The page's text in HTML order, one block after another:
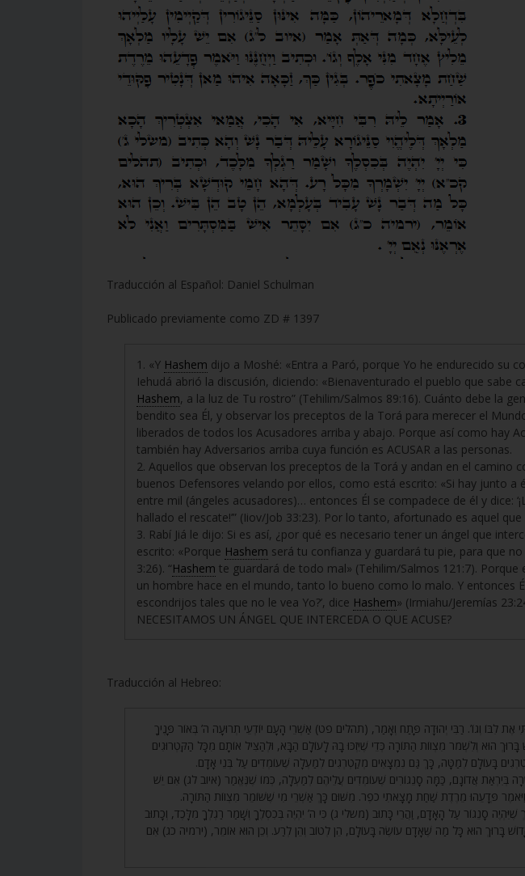
Traducción al Español: Daniel Schulman
Publicado previamente como ZD # 1397
1. «Y Hashem dijo a Moshé: «Entra a Paró, porque Yo he endurecido su
Iehudá abrió la discusión, diciendo: «Bienaventurado el pueblo que sabe
Hashem, a la luz de Tu rostro” (Tehilim/Salmos 89:16). Cuánto debe la
bendito sea Él, y observar los preceptos de la Torá para merecer el
liberados de todos los Acusadores arriba y abajo. Porque así como hay
también hay Adversarios arriba cuya función es ACUSAR a las personas.
2. Aquellos que observan los preceptos de la Torá y andan en el camino
buenos Defensores velando por ellos, como está escrito: «Si hay junto a
entre mil (ángeles acusadores)… entonces Él se compadece de él y dice:
hallado el rescate!’” (Iiov/Job 33:23). Por lo tanto, afortunado es aquel
3. Rabí Jiá le dijo: Si es así, ¿por qué es necesario tener un ángel que
escrito: «Porque Hashem será tu confianza y guardará tu pie, para que
3:26). “Hashem te guardará de todo mal» (Tehilim/Salmos 121:7).
un hombre hace en el mundo, tanto lo bueno como lo malo. Y entonces
escondrijos tales que no le vea Yo?’, dice Hashem» (Irmiahu/Jeremías
NECESITAMOS UN ÁNGEL QUE INTERCEDA O QUE ACUSE?
Traducción al Hebreo:
לִבּוֹ וְגוֹ’. רַבִּי יְהוּדָה פָּתַח וְאָמַר, (תהלים פט) אַשְׁרֵי הָעָם יוֹדְעֵי תְרוּעָה ה’ בְּאוֹר פָּנֶיךָ
הוּא וְלִשְׁמֹר מִצְווֹת הַתּוֹרָה כְּדֵי שֶׁיִּזְכּוּ בָהּ לָעוֹלָם הַבָּא, וּלְהַצִּיל אוֹתָם מִכָּל הַקִּטְרוּגִים
בָּעוֹלָם לְמַטָּה, כָּךְ גַּם נִמְצָאִים מְקַטְרְגִים לְמַעְלָה שֶׁעוֹמְדִים עַל בְּנֵי אָדָם.
בְּיִרְאַת אֲדוֹנָם, כַּמָּה סָנֵגוֹרִים שֶׁעוֹמְדִים עֲלֵיהֶם לְמַעְלָה, כְּמוֹ שֶׁנֶּאֱמַר (איוב לג) אִם יֵשׁ
וַיֹּאמֶר פְּדָעֵהוּ מֵרֶדֶת שַׁחַת מָצָאתִי כֹפֶר. מִשּׁוּם כָּךְ אַשְׁרֵי מִי שֶׁשּׁוֹמֵר מִצְווֹת הַתּוֹרָה.
סָנֵגוֹר עַל הָאָדָם, וַהֲרֵי כָּתוּב (משלי ג) כִּי ה’ יִהְיֶה בְּכִסְלֶךָ וְשָׁמַר רַגְלְךָ מִלָּכֶד, וְכָתוּב
בָּרוּךְ הוּא כָּל מַה שֶּׁאָדָם עוֹשֶׂה בָּעוֹלָם, הֵן לְטוֹב וְהֵן לְרַע. וְכֵן הוּא אוֹמֵר, (ירמיה כג) אִם